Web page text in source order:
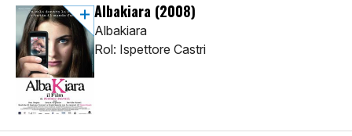
Albakiara (2008)
Albakiara
Rol: Ispettore Castri